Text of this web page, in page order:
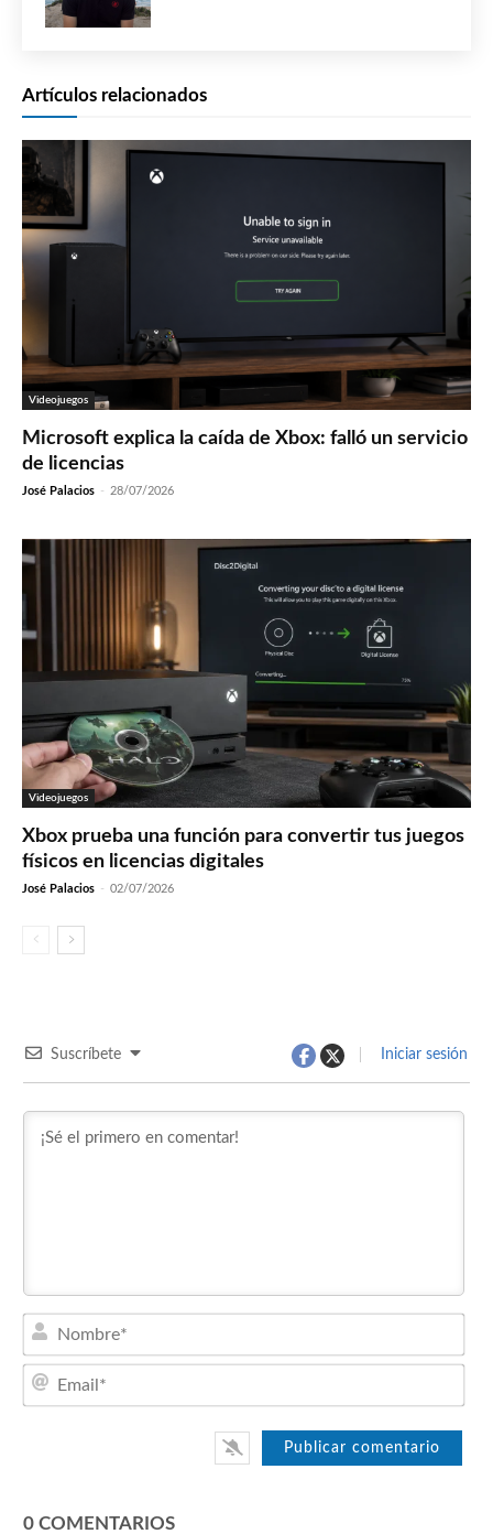
Artículos relacionados
Videojuegos
Microsoft explica la caída de Xbox: falló un servicio
de licencias
José Palacios - 28/07/2026
Videojuegos
Xbox prueba una función para convertir tus juegos
físicos en licencias digitales
José Palacios - 02/07/2026
Suscríbete Iniciar sesión
0 COMENTARIOS